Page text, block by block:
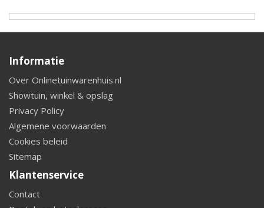
Informatie
Over Onlinetuinwarenhuis.nl
Showtuin, winkel & opslag
Privacy Policy
Algemene voorwaarden
Cookies beleid
Sitemap
Klantenservice
Contact